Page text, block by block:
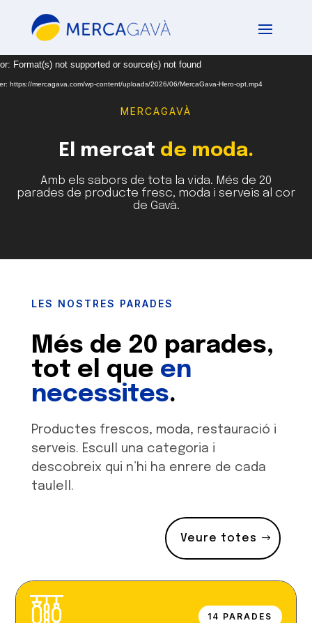
MERCAGAVÀ
El mercat de moda.
Amb els sabors de tota la vida. Més de 20
parades de producte fresc, moda i serveis al cor
de Gavà.
Reproductor
de
Format(s) not supported or source(s) not found
https://mercagava.com/wp-content/uploads/2026/06/MercaGava-Hero-opt.mp4
LES NOSTRES PARADES
Més de 20 parades,
tot el que en
necessites.
Productes frescos, moda, restauració i
serveis. Escull una categoria i
descobreix qui n’hi ha enrere de cada
taulell.
Veure totes
14 PARADES